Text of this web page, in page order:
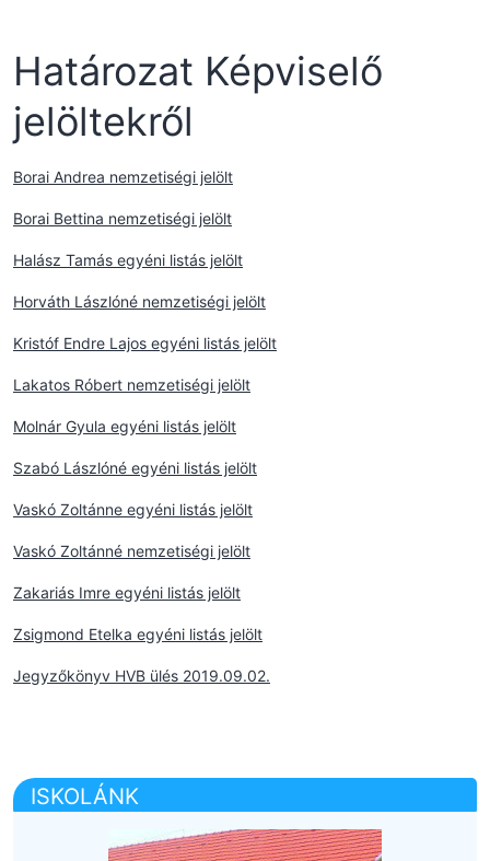
Határozat Képviselő
jelöltekről
Borai Andrea nemzetiségi jelölt
Borai Bettina nemzetiségi jelölt
Halász Tamás egyéni listás jelölt
Horváth Lászlóné nemzetiségi jelölt
Kristóf Endre Lajos egyéni listás jelölt
Lakatos Róbert nemzetiségi jelölt
Molnár Gyula egyéni listás jelölt
Szabó Lászlóné egyéni listás jelölt
Vaskó Zoltánne egyéni listás jelölt
Vaskó Zoltánné nemzetiségi jelölt
Zakariás Imre egyéni listás jelölt
Zsigmond Etelka egyéni listás jelölt
Jegyzőkönyv HVB ülés 2019.09.02.
ISKOLÁNK